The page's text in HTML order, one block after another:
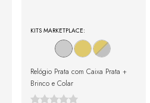
KITS MARKETPLACE:
Relógio Prata com Caixa Prata +
Brinco e Colar